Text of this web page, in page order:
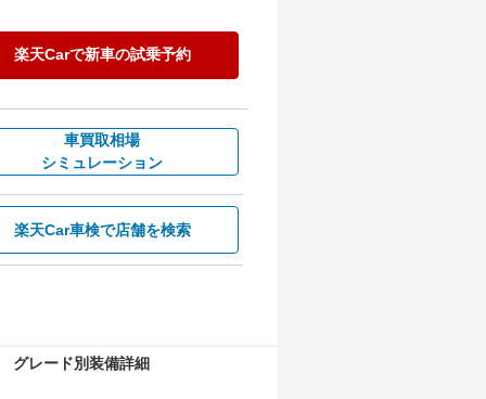
楽天Carで新車の試乗予約
車買取相場
シミュレーション
楽天Car車検で店舗を検索
グレード別装備詳細